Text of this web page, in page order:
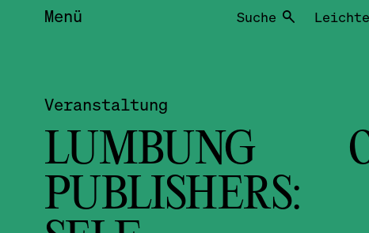
Menü Suche
Veranstaltung
LUMBUNG
PUBLISHERS: